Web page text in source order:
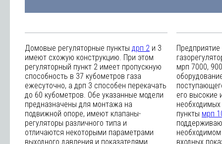
Домовые регуляторные пункты дрп 2 и 3
имеют схожую конструкцию. При этом
регуляторный пункт 2 имеет пропускную
способность в 37 кубометров газа
ежесуточно, а дрп 3 способен перекачать
до 60 кубометров. Обе указанные модели
предназначены для монтажа на
подвижной опоре, имеют клапаны-
регуляторы различного типа и
отличаются некоторыми параметрами
выходного давления и показателями
мрп 7000,
его высокие
пункты мрп
входных